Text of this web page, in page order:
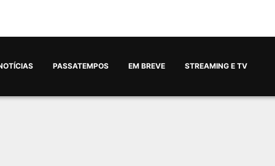
PASSATEMPOS EM BREVE STREAMING E TV